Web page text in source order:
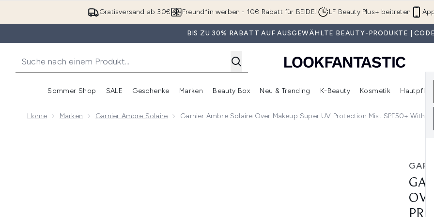
Zum Hauptinhalt springen
Gratisversand ab 30€ Freund*in werben - 10€ Rabatt für BEIDE! LF Beauty Plus+ beitreten
BIS ZU 30% RABATT AUF AUSGEWÄHLTE BEAUTY-PRODUKTE |
Sommer Shop
Untermenü Anmelden (Sommer Shop)
SALE
Untermenü Anmelden (SALE)
Geschenke
Untermenü Anmelden (Geschenke)
Marken
Untermenü Anmelden (Marken)
Beauty Box
Untermenü Anmelden (Beauty Box)
Neu & Trending
Untermenü Anmelden (Neu &
K-Beauty Kosmetik Hautpflege
Home Marken Garnier Ambre Solaire Garnier Ambre Solaire Over Makeup Super UV Protection Mist SPF50+ With